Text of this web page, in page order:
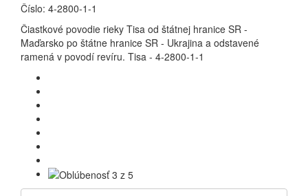
Číslo: 4-2800-1-1
Čiastkové povodie rieky Tisa od štátnej hranice SR -
Maďarsko po štátne hranice SR - Ukrajina a odstavené
ramená v povodí revíru. Tisa - 4-2800-1-1